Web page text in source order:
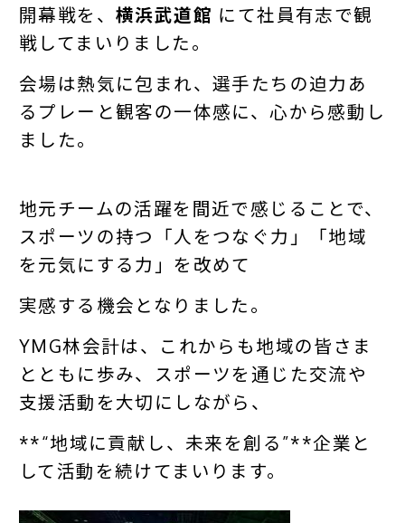
開幕戦を、 横浜武道館 にて社員有志で観
戦してまいりました。
会場は熱気に包まれ、選手たちの迫力あ
るプレーと観客の一体感に、心から感動し
ました。
地元チームの活躍を間近で感じることで、
スポーツの持つ「人をつなぐ力」「地域
を元気にする力」を改めて
実感する機会となりました。
YMG林会計は、これからも地域の皆さま
とともに歩み、スポーツを通じた交流や
支援活動を大切にしながら、
**“地域に貢献し、未来を創る”**企業と
して活動を続けてまいります。